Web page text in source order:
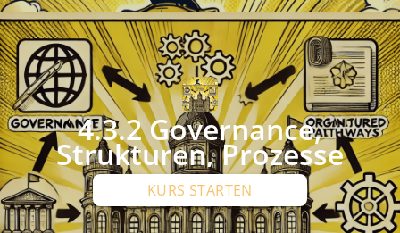
4.3.2 Governance,
Strukturen, Prozesse
KURS STARTEN